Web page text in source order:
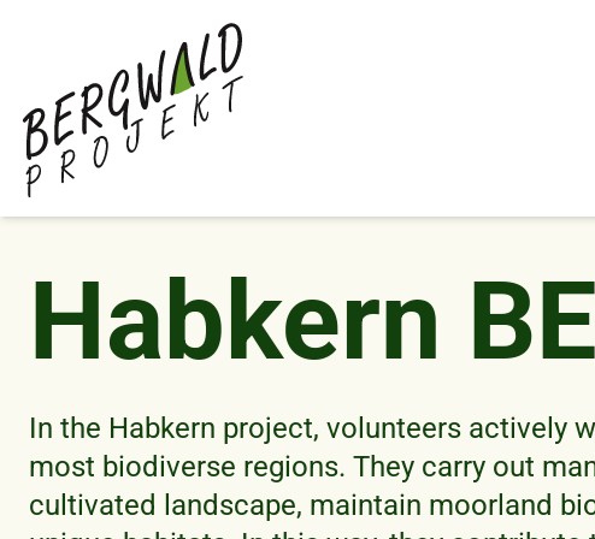
content
Habkern BE
In the Habkern project, volunteers actively
most biodiverse regions. They carry out
cultivated landscape, maintain moorland